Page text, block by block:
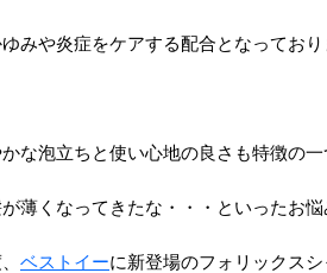
みや炎症をケアする配合となっており
な泡立ちと使い心地の良さも特徴の一
薄くなってきたな・・・といったお
ベストイーに新登場のフォリックス